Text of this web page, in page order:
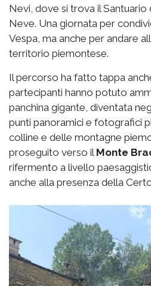
Nevi, dove si trova il
Neve. Una giornata per
Vespa, ma anche per andare
territorio piemontese.
Il percorso ha fatto tappa
partecipanti hanno potuto
panchina gigante, diventata
punti panoramici e fotografici
colline e delle montagne
proseguito verso il Monte
rifermento a livello
anche alla presenza della